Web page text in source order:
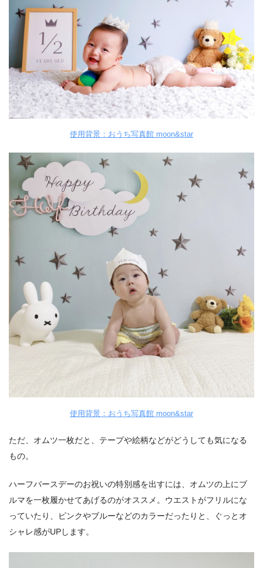
使用背景：おうち写真館 moon&star
使用背景：おうち写真館 moon&star
ただ、オムツ一枚だと、テープや絵柄などがどうしても気になる
もの。
ハーフバースデーのお祝いの特別感を出すには、オムツの上にブ
ルマを一枚履かせてあげるのがオススメ。ウエストがフリルにな
っていたり、ピンクやブルーなどのカラーだったりと、ぐっとオ
シャレ感がUPします。